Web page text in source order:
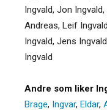
Ingvald, Jon
Andreas, Leif
Ingvald, Jens
Ingvald
Andre som liker
Brage, Ingvar, Eldar,